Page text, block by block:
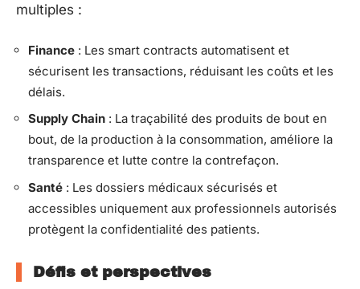
multiples :
Finance : Les smart contracts automatisent et
sécurisent les transactions, réduisant les coûts et les
délais.
Supply Chain : La traçabilité des produits de bout en
bout, de la production à la consommation, améliore la
transparence et lutte contre la contrefaçon.
Santé : Les dossiers médicaux sécurisés et
accessibles uniquement aux professionnels autorisés
protègent la confidentialité des patients.
Défis et perspectives